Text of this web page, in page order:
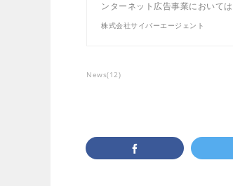
ンターネット広告事業において
株式会社サイバーエージェント
News(12)